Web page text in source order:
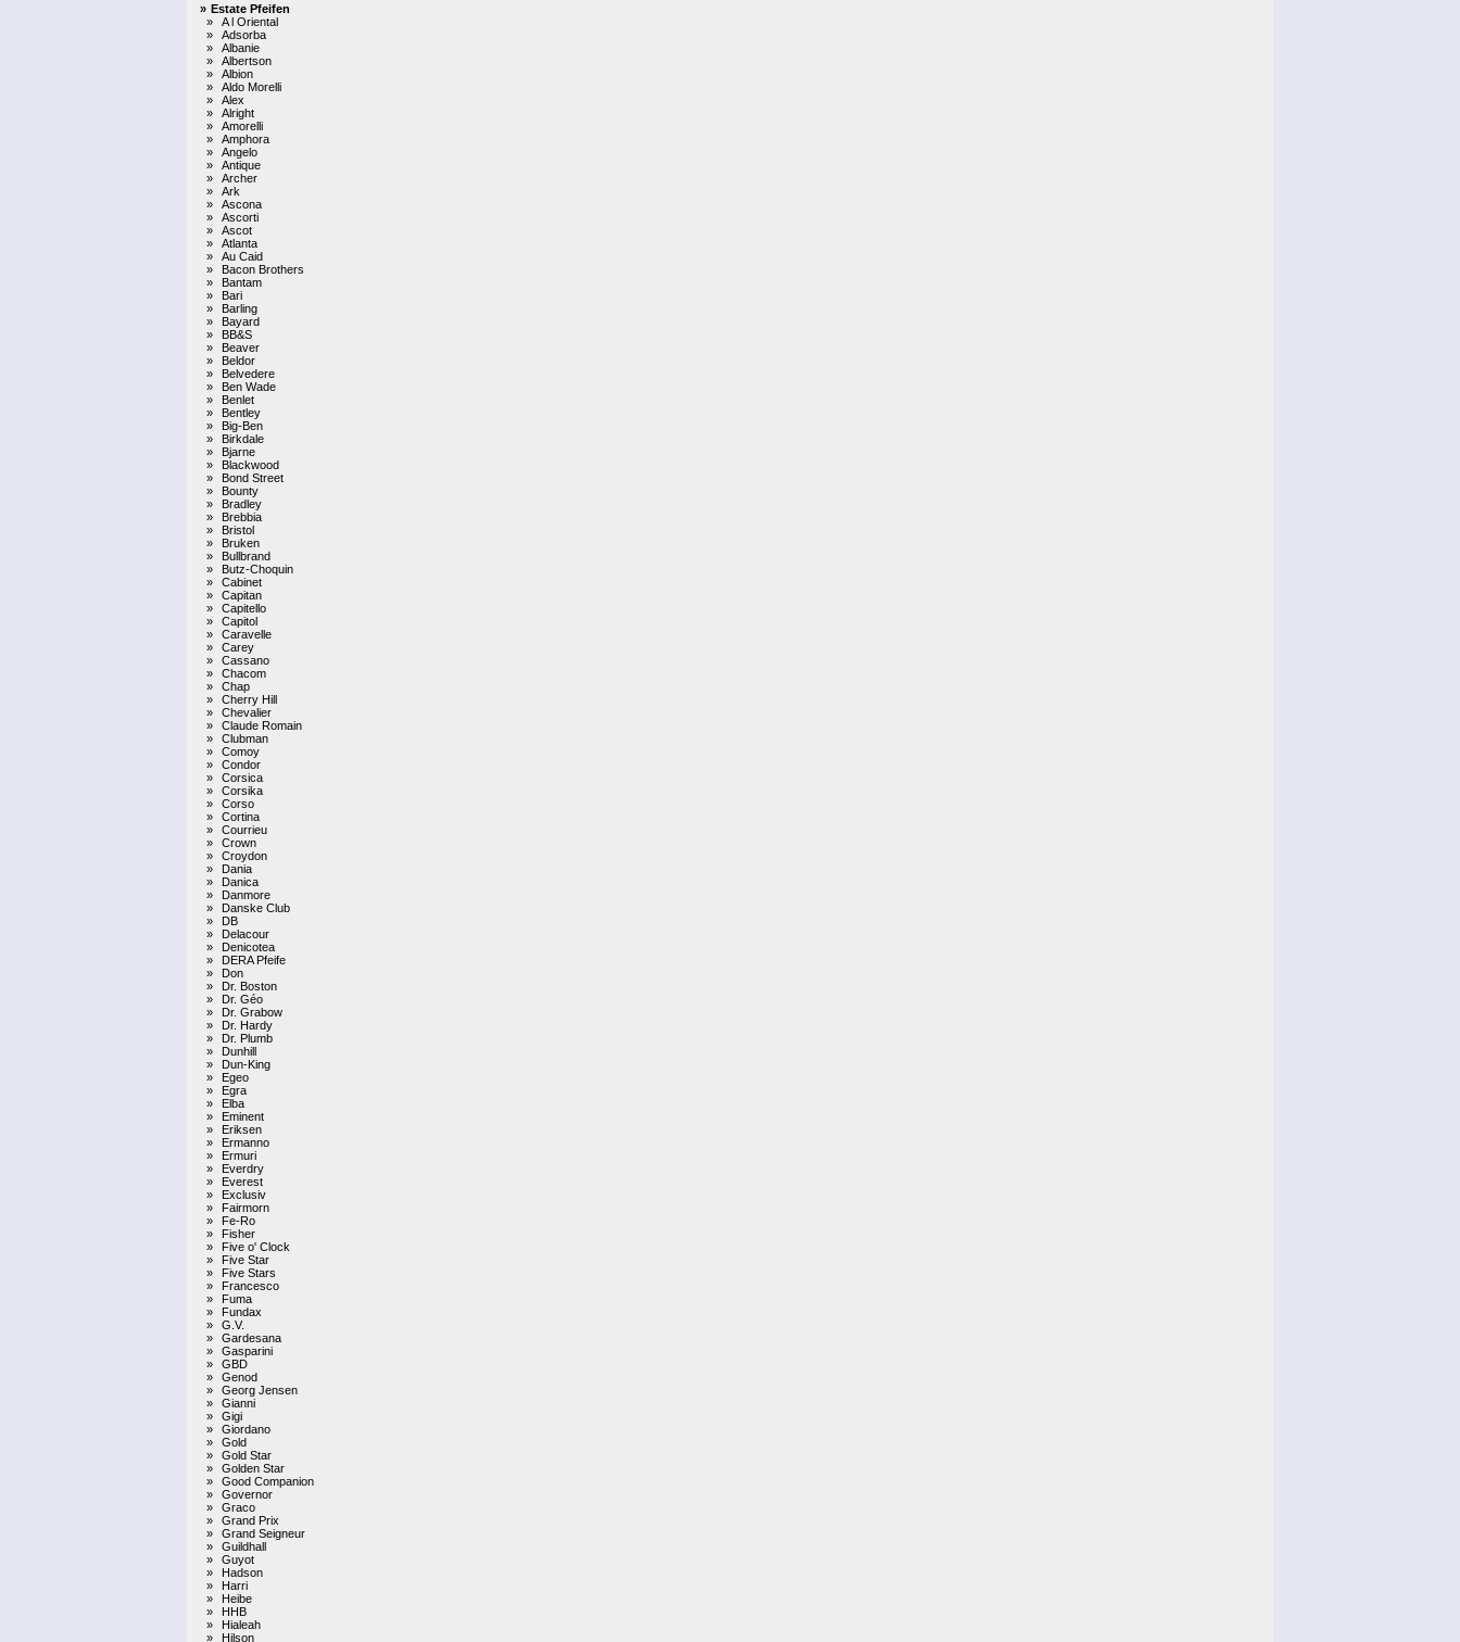
» Estate Pfeifen
»
A l Oriental
»
Adsorba
»
Albanie
»
Albertson
»
Albion
»
Aldo Morelli
»
Alex
»
Alright
»
Amorelli
»
Amphora
»
Angelo
»
Antique
»
Archer
»
Ark
»
Ascona
»
Ascorti
»
Ascot
»
Atlanta
»
Au Caid
»
Bacon Brothers
»
Bantam
»
Bari
»
Barling
»
Bayard
»
BB&S
»
Beaver
»
Beldor
»
Belvedere
»
Ben Wade
»
Benlet
»
Bentley
»
Big-Ben
»
Birkdale
»
Bjarne
»
Blackwood
»
Bond Street
»
Bounty
»
Bradley
»
Brebbia
»
Bristol
»
Bruken
»
Bullbrand
»
Butz-Choquin
»
Cabinet
»
Capitan
»
Capitello
»
Capitol
»
Caravelle
»
Carey
»
Cassano
»
Chacom
»
Chap
»
Cherry Hill
»
Chevalier
»
Claude Romain
»
Clubman
»
Comoy
»
Condor
»
Corsica
»
Corsika
»
Corso
»
Cortina
»
Courrieu
»
Crown
»
Croydon
»
Dania
»
Danica
»
Danmore
»
Danske Club
»
DB
»
Delacour
»
Denicotea
»
DERA Pfeife
»
Don
»
Dr. Boston
»
Dr. Géo
»
Dr. Grabow
»
Dr. Hardy
»
Dr. Plumb
»
Dunhill
»
Dun-King
»
Egeo
»
Egra
»
Elba
»
Eminent
»
Eriksen
»
Ermanno
»
Ermuri
»
Everdry
»
Everest
»
Exclusiv
»
Fairmorn
»
Fe-Ro
»
Fisher
»
Five o' Clock
»
Five Star
»
Five Stars
»
Francesco
»
Fuma
»
Fundax
»
G.V.
»
Gardesana
»
Gasparini
»
GBD
»
Genod
»
Georg Jensen
»
Gianni
»
Gigi
»
Giordano
»
Gold
»
Gold Star
»
Golden Star
»
Good Companion
»
Governor
»
Graco
»
Grand Prix
»
Grand Seigneur
»
Guildhall
»
Guyot
»
Hadson
»
Harri
»
Heibe
»
HHB
»
Hialeah
»
Hilson